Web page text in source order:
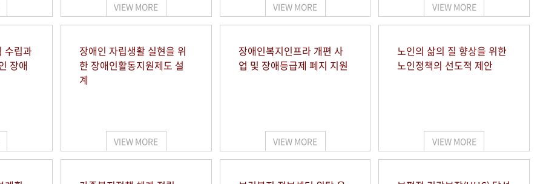
VIEW MORE VIEW MORE VIEW MORE
수립과
장애
장애인 자립생활 실현을 위
한 장애인활동지원제도 설
계
VIEW MORE
장애인복지인프라 개편 사
업 및 장애등급제 폐지 지원
VIEW MORE
노인의 삶의 질 향상을 위한
노인정책의 선도적 제안
VIEW MORE